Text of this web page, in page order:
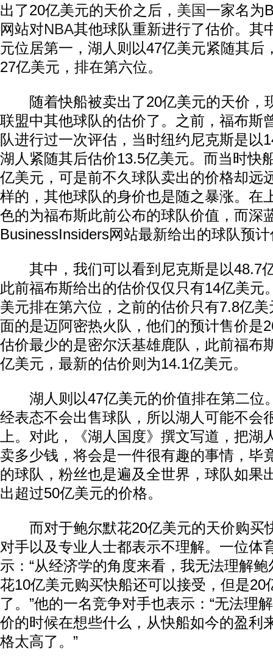
出了20亿美元的天价之后， 美国一家名为
网站对NBA其他球队重新进行了估价。其
元位居第一，湖人则以47亿美元紧随其后
27亿美元，排在第六位。
随着快船被卖出了20亿美元的天价，
联盟中其他球队的估价了。之前，福布斯
队进行过一次评估，当时纽约尼克斯是以
湖人紧随其后估价13.5亿美元。而当时快
亿美元，可是前不久球队卖出的价格却远
样的，其他球队的身价也是随之暴涨。在
色的为福布斯此前公布的球队价值，而深
BusinessInsiders网站最新给出的球队预
其中，我们可以看到尼克斯是以48.7
此前福布斯给出的估价仅仅只有14亿美元
美元排在第六位，之前的估价只有7.8亿
面的是迈阿密热火队，他们的预计售价是
估价最少的是密尔沃基雄鹿队，此前福布
亿美元，最新的估价则为14.1亿美元。
湖人则以47亿美元的价值排在第二位
经表态不会出售球队，所以湖人可能不会
上。对此，《湖人国度》撰文写道，把湖
卖多少钱，将会是一件很有趣的事情，毕
的球队，粉丝也是遍及全世界，球队如果
出超过50亿美元的价格。
而对于鲍尔默花20亿美元的天价购买
对手以及专业人士都表示不理解。一位体
示：“从经济学的角度来看，我无法理解
花10亿美元购买快船还可以接受，但是20
了。”他的一名竞争对手也表示：“无法理
价的时候在想些什么，从快船如今的盈利
格太高了。”